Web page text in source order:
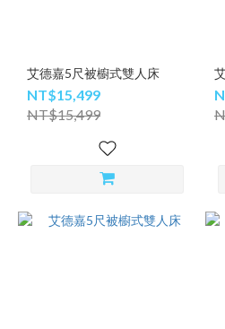
艾德嘉5尺被櫥式雙人床
NT$15,499
NT$15,499